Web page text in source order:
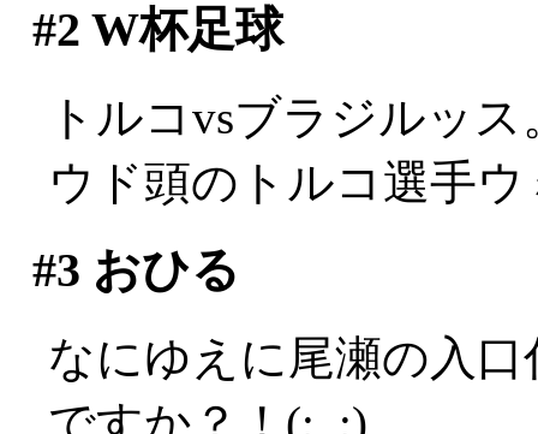
#2 W杯足球
トルコvsブラジルッス
ウド頭のトルコ選手
#3 おひる
なにゆえに尾瀬の入
ですか？！(;_;)